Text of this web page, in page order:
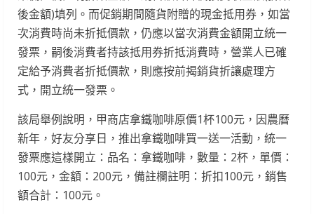
後金額)填列。而促銷期間隨貨附贈的現金抵用券，如當
次消費時尚未折抵價款，仍應以當次消費金額開立統一
發票，嗣後消費者持該抵用券折抵消費時，營業人已確
定給予消費者折抵價款，則應按前揭銷貨折讓處理方
式，開立統一發票。
該局舉例說明，甲商店拿鐵咖啡原價1杯100元，因農曆
新年，好友分享日，推出拿鐵咖啡買一送一活動，統一
發票應這樣開立：品名：拿鐵咖啡，數量：2杯，單價：
100元，金額：200元，備註欄註明：折扣100元，銷售
額合計：100元。